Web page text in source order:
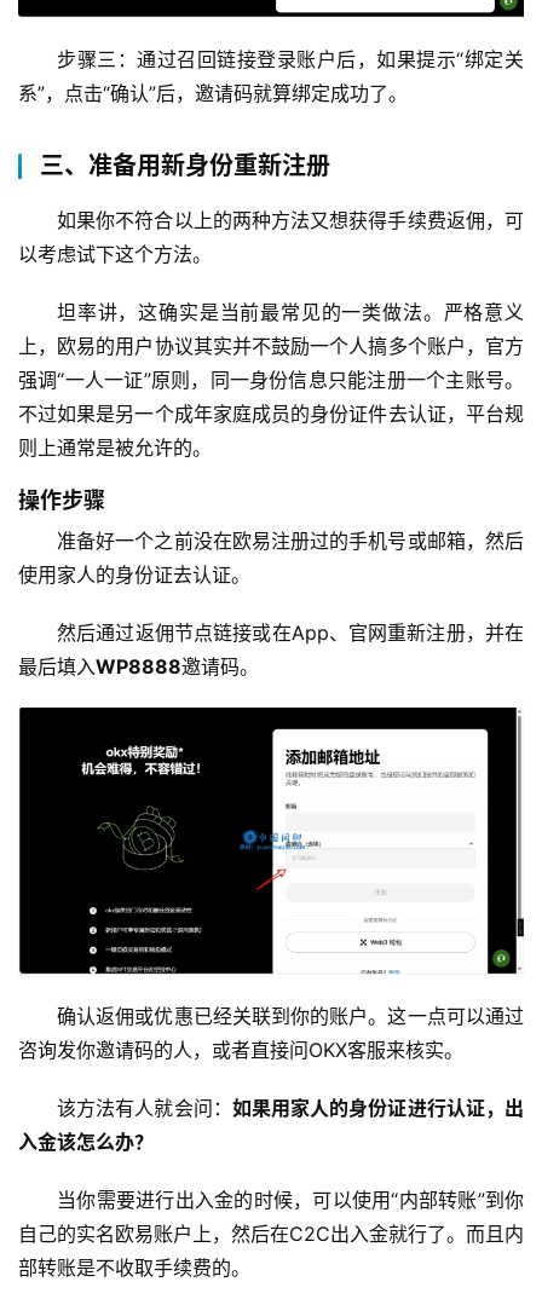
百
科
步骤三：通过召回链接登录账户后，如果提示“绑定关
系”，点击“确认”后，邀请码就算绑定成功了。
三、准备用新身份重新注册
如果你不符合以上的两种方法又想获得手续费返佣，可
以考虑试下这个方法。
坦率讲，这确实是当前最常见的一类做法。严格意义
上，欧易的用户协议其实并不鼓励一个人搞多个账户，官方
强调“一人一证”原则，同一身份信息只能注册一个主账号。
不过如果是另一个成年家庭成员的身份证件去认证，平台规
则上通常是被允许的。
操作步骤
准备好一个之前没在欧易注册过的手机号或邮箱，然后
使用家人的身份证去认证。
然后通过返佣节点链接或在App、官网重新注册，并在
最后填入WP8888邀请码。
确认返佣或优惠已经关联到你的账户。这一点可以通过
咨询发你邀请码的人，或者直接问OKX客服来核实。
该方法有人就会问： 如果用家人的身份证进行认证，出
入金该怎么办？
当你需要进行出入金的时候，可以使用“内部转账”到你
自己的实名欧易账户上，然后在C2C出入金就行了。而且内
部转账是不收取手续费的。